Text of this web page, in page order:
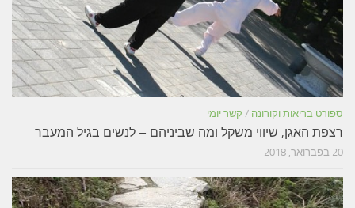
ספורט בריאות וקורונה / קשר יומי
רצפת האגן, שיווי משקל ומה שביניהם – לנשים בגיל המעבר
20 בפברואר, 2018